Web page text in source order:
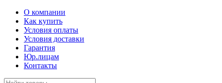
О компании
Как купить
Условия оплаты
Условия доставки
Гарантия
Юр.лицам
Контакты